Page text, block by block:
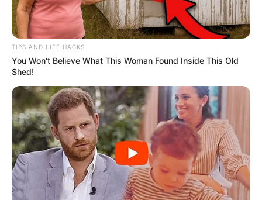
TIPS AND LIFE HACKS
You Won't Believe What This Woman Found Inside This Old
Shed!